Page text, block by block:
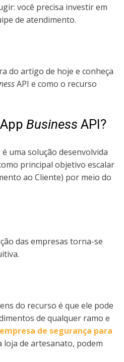
você precisa investir em
de atendimento.
do artigo de hoje e conheça
API e como o recurso
Business API?
é uma solução desenvolvida
principal objetivo escalar
ao Cliente) por meio do
das empresas torna-se
do recurso é que ele pode
de qualquer ramo e
empresa de segurança para
loja de artesanato, podem